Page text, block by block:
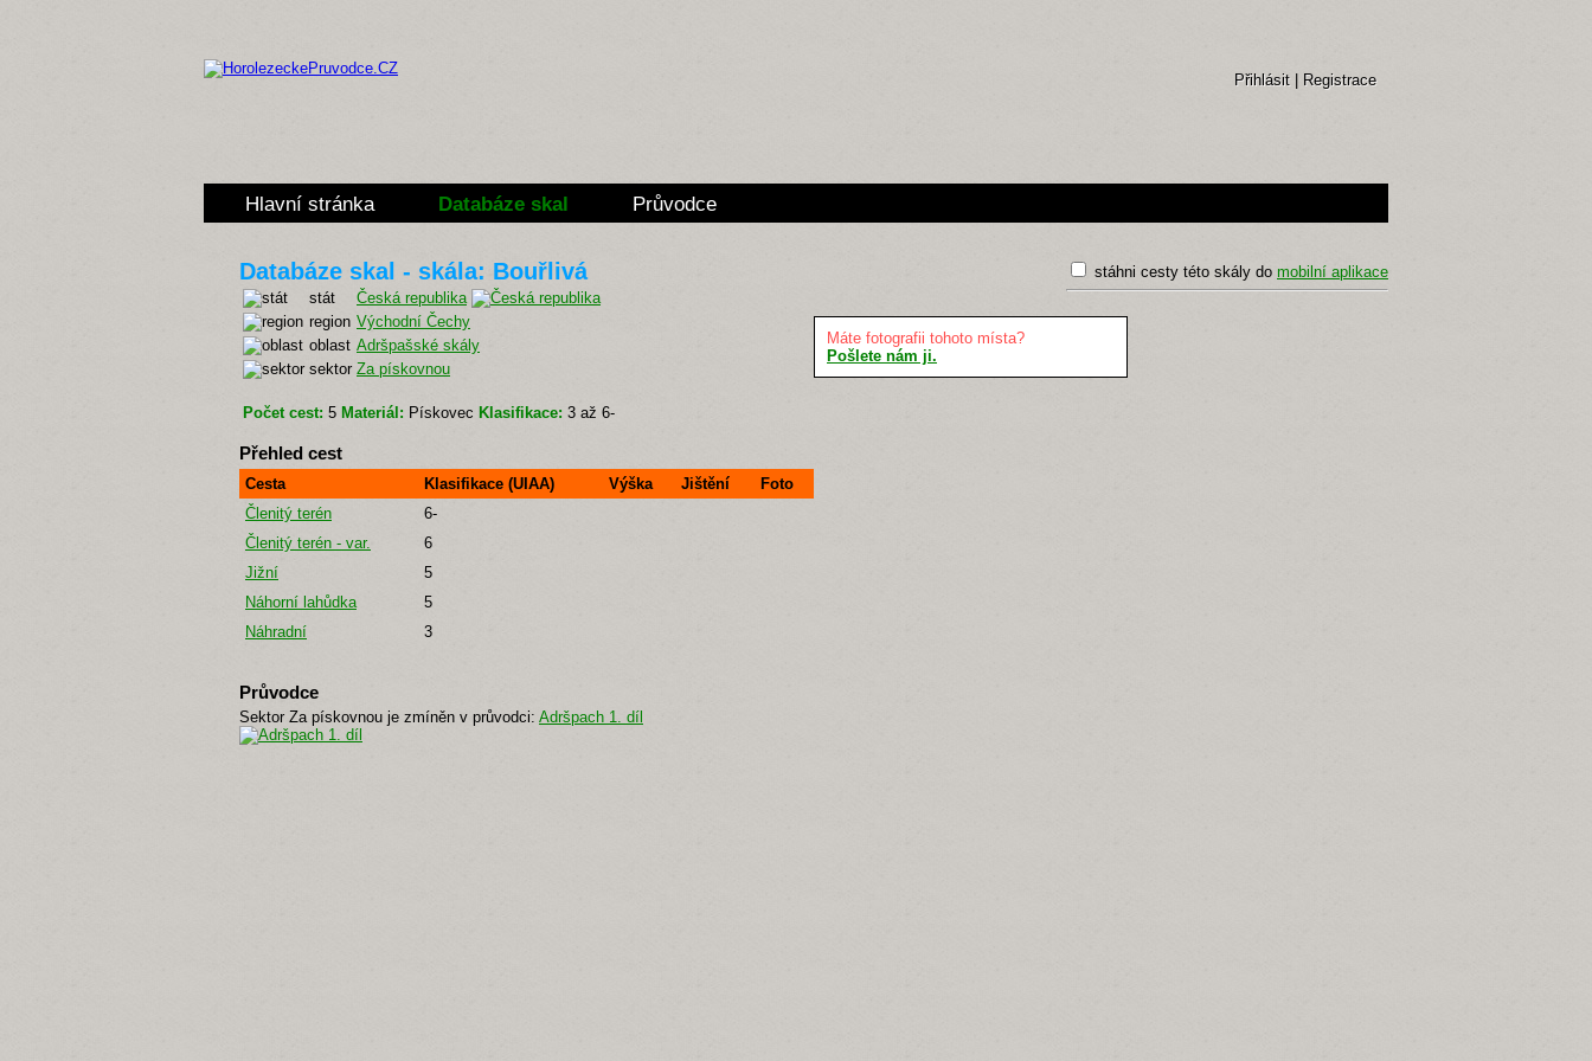
Přihlásit Registrace
Hlavní stránka Databáze skal Průvodce
stáhni cesty této skály do mobilní aplikace
Databáze skal - skála: Bouřlivá
stát
Česká republika
region Východní Čechy
oblast Adršpašské skály
sektor Za pískovnou
Počet cest: 5 Materiál: Pískovec Klasifikace: 3 až 6-
Přehled cest
Cesta Klasifikace (UIAA) Výška Jištění
Foto
Členitý terén
6-
Členitý terén - var.
6
Jižní
5
Náhorní lahůdka
5
Náhradní
3
Průvodce
Sektor Za pískovnou je zmíněn v průvodci: Adršpach 1. díl
Máte fotografii tohoto místa?
Pošlete nám ji.